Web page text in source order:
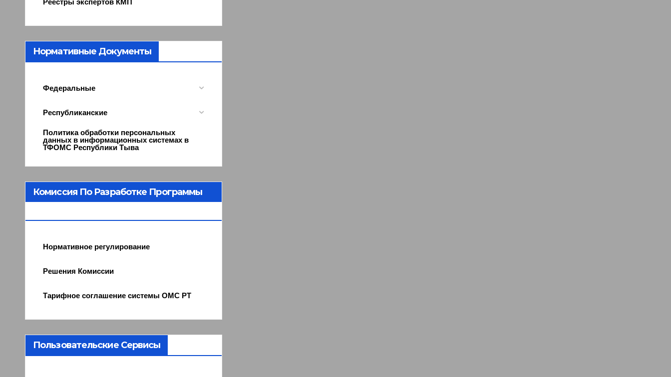
Реестры экспертов КМП
Нормативные Документы
Федеральные
Республиканские
Политика обработки персональных
данных в информационных системах в
ТФОМС Республики Тыва
Комиссия По Разработке Программы
Нормативное регулирование
Решения Комиссии
Тарифное соглашение системы ОМС РТ
Пользовательские Сервисы